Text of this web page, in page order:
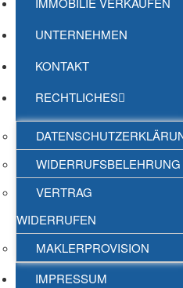
UNTERNEHMEN
KONTAKT
RECHTLICHES
WIDERRUFSBELEHRUNG
VERTRAG
WIDERRUFEN
MAKLERPROVISION
IMPRESSUM